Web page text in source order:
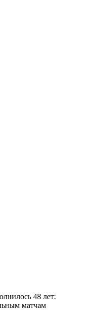
48 лет:
матчам